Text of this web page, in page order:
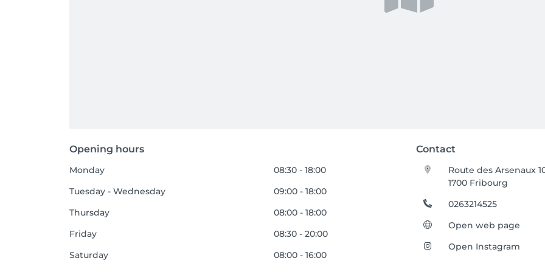
Opening hours Contact
Monday
08:30 - 18:00
Tuesday - Wednesday
09:00 - 18:00
Thursday
08:00 - 18:00
Friday
08:30 - 20:00
Saturday
08:00 - 16:00
Route des Arsenaux
1700 Fribourg
0263214525
Open web page
Open Instagram